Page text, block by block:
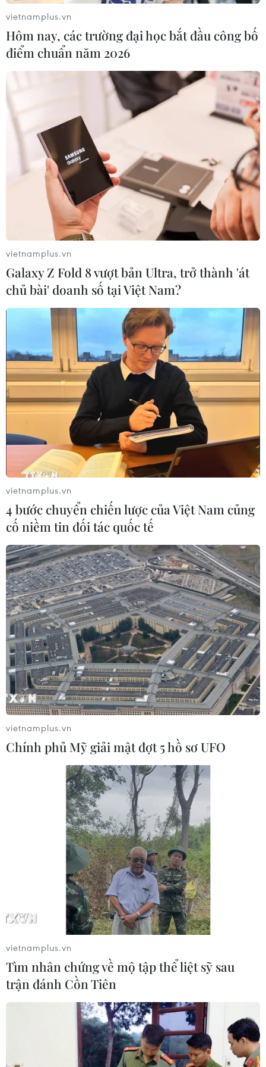
Brazil: Tranh cãi pháp lý về việc trả tự do
cựu Tổng thống Lula
20/12/2018 01:01
Cựu Tổng thống Brazil Luiz Inacio Lula da Silva​ vẫn tiếp
tục phải ngồi tù trong ngày 19/12 sau khi hai thẩm phán
tòa án tối cao nước này đã đưa ra các phán quyết trái
ngược nhau.
vietnamplus.vn
Hôm nay, các trường đại học bắt đầu công bố
điểm chuẩn năm 2026
vietnamplus.vn
Galaxy Z Fold 8 vượt bản Ultra, trở thành 'át
chủ bài' doanh số tại Việt Nam?
vietnamplus.vn
4 bước chuyển chiến lược của Việt Nam củng
cố niềm tin đối tác quốc tế
vietnamplus.vn
Chính phủ Mỹ giải mật đợt 5 hồ sơ UFO
vietnamplus.vn
Tìm nhân chứng về mộ tập thể liệt sỹ sau
trận đánh Cồn Tiên